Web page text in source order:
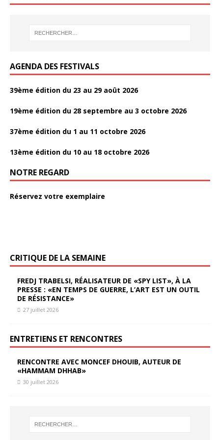
o
k
k
AGENDA DES FESTIVALS
39ème édition du 23 au 29 août 2026
19ème édition du 28 septembre au 3 octobre 2026
37ème édition du 1 au 11 octobre 2026
13ème édition du 10 au 18 octobre 2026
NOTRE REGARD
Réservez votre exemplaire
CRITIQUE DE LA SEMAINE
FREDJ TRABELSI, RÉALISATEUR DE «SPY LIST», À LA
PRESSE : «EN TEMPS DE GUERRE, L’ART EST UN OUTIL
DE RÉSISTANCE»
27 juillet 2026
ENTRETIENS ET RENCONTRES
RENCONTRE AVEC MONCEF DHOUIB, AUTEUR DE
«HAMMAM DHHAB»
30 juillet 2026